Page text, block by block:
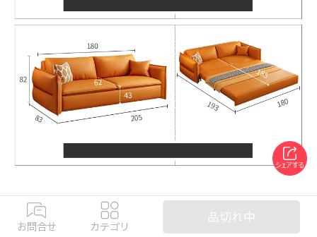
お問合せ カテゴリ
品切れ中